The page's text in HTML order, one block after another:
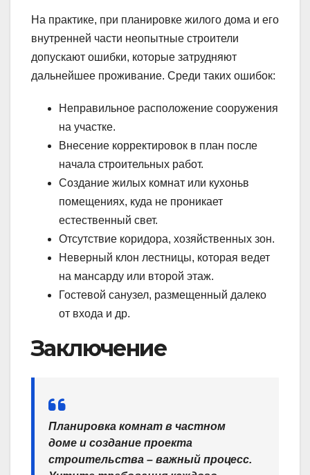
На практике, при планировке жилого дома и его
внутренней части неопытные строители
допускают ошибки, которые затрудняют
дальнейшее проживание. Среди таких ошибок:
Неправильное расположение сооружения
на участке.
Внесение корректировок в план после
начала строительных работ.
Создание жилых комнат или кухоньв
помещениях, куда не проникает
естественный свет.
Отсутствие коридора, хозяйственных зон.
Неверный клон лестницы, которая ведет
на мансарду или второй этаж.
Гостевой санузел, размещенный далеко
от входа и др.
Заключение
Планировка комнат в частном
доме и создание проекта
строительства – важный процесс.